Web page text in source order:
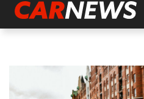
Adverteren